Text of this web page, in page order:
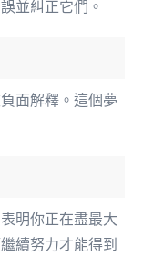
並糾正它們。
面解釋。這個夢
明你正在盡最大
續努力才能得到